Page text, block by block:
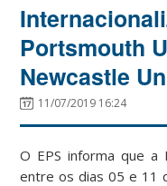
Portsmouth
Newcastle
11/07/2019 16:24
O EPS informa que a
entre os dias 05 e 11